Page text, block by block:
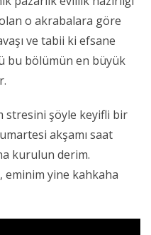
o akrabalara göre
ve tabii ki efsane
bu bölümün en büyük
stresini şöyle keyifli bir
akşamı saat
kurulun derim.
eminim yine kahkaha